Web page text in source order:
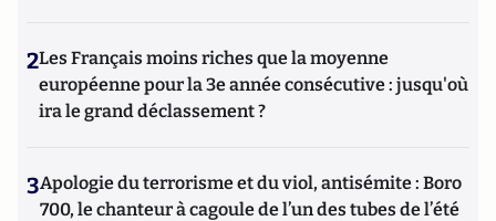
2Les Français moins riches que la moyenne
européenne pour la 3e année consécutive : jusqu'où
ira le grand déclassement ?
3Apologie du terrorisme et du viol, antisémite : Boro
700, le chanteur à cagoule de l’un des tubes de l’été